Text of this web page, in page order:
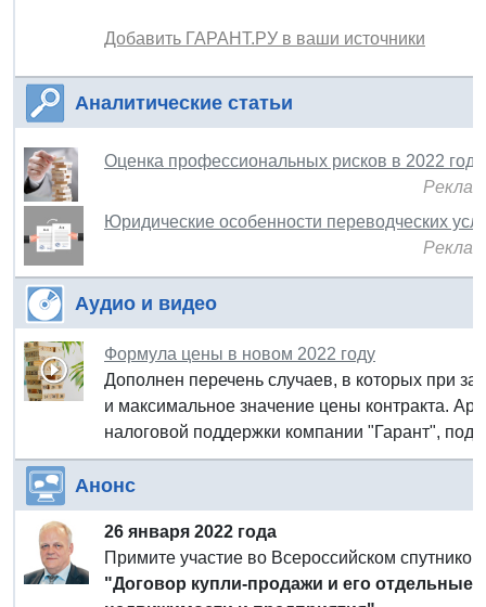
Добавить ГАРАНТ.РУ в ваши источники
Аналитические статьи
Оценка профессиональных рисков в 2022 году
Юридические особенности переводческих
Аудио и видео
Формула цены в новом 2022 году
Дополнен перечень случаев, в которых при
и максимальное значение цены контракта.
налоговой поддержки компании "Гарант",
Анонс
26 января 2022 года
Примите участие во Всероссийском
"Договор купли-продажи и его